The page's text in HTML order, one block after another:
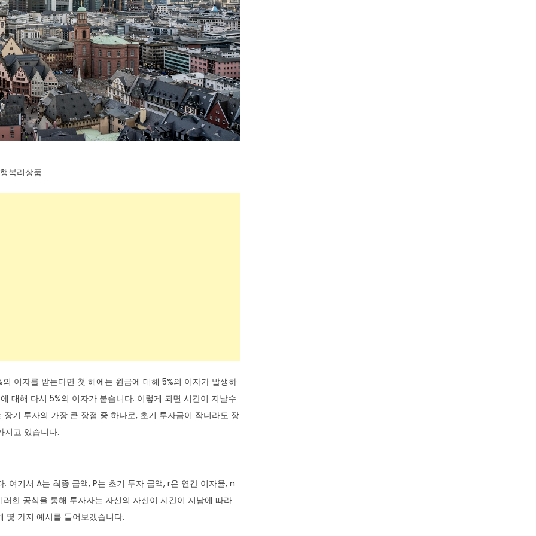
복리상품
이자를 받는다면 첫 해에는 원금에 대해 5%의 이자가 발생하
대해 다시 5%의 이자가 붙습니다. 이렇게 되면 시간이 지날수
기 투자의 가장 큰 장점 중 하나로, 초기 투자금이 작더라도 장
지고 있습니다.
기서 A는 최종 금액, P는 초기 투자 금액, r은 연간 이자율, n
한 공식을 통해 투자자는 자신의 자산이 시간이 지남에 따라
몇 가지 예시를 들어보겠습니다.